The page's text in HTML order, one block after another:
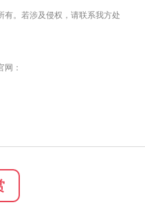
有。若涉及侵权，请联系我方处
：